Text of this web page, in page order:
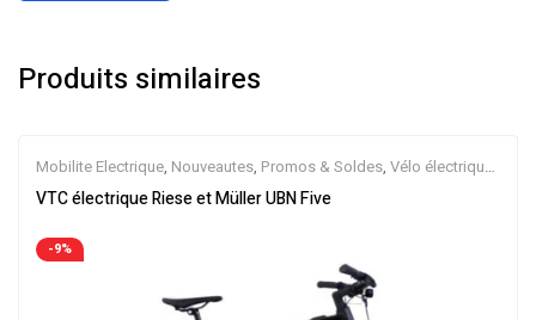
Produits similaires
Mobilite Electrique, Nouveautes, Promos & Soldes, Vélo électrique
ville,Velos Electriques, VTC Electrique
VTC électrique Riese et Müller UBN Five
-9%